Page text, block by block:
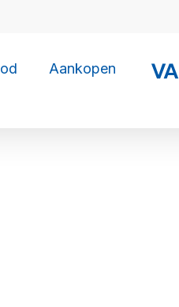
Aankopen